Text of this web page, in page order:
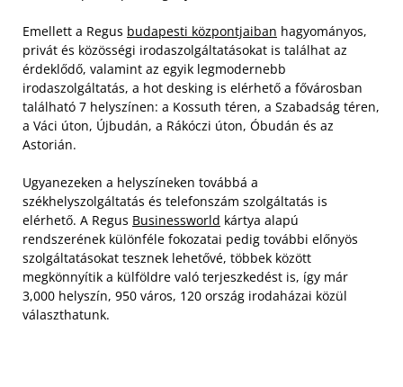
Emellett a Regus budapesti központjaiban hagyományos,
privát és közösségi irodaszolgáltatásokat is találhat az
érdeklődő, valamint az egyik legmodernebb
irodaszolgáltatás, a hot desking is elérhető a fővárosban
található 7 helyszínen: a Kossuth téren, a Szabadság téren,
a Váci úton, Újbudán, a Rákóczi úton, Óbudán és az
Astorián.
Ugyanezeken a helyszíneken továbbá a
székhelyszolgáltatás és telefonszám szolgáltatás is
elérhető. A Regus Businessworld kártya alapú
rendszerének különféle fokozatai pedig további előnyös
szolgáltatásokat tesznek lehetővé, többek között
megkönnyítik a külföldre való terjeszkedést is, így már
3,000 helyszín, 950 város, 120 ország irodaházai közül
választhatunk.